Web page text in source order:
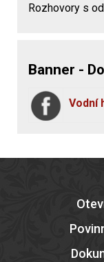
Rozhovory s
Banner -
Vodní